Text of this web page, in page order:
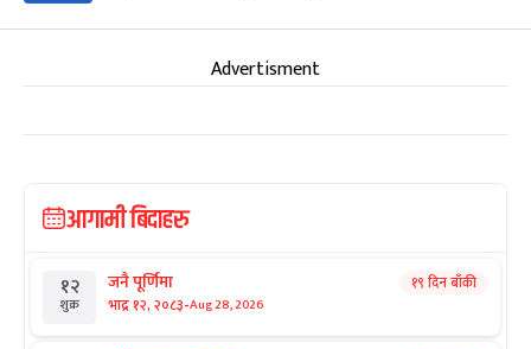
Advertisment
आगामी बिदाहरु
१२
शुक्र
जनै पूर्णिमा
भाद्र १२, २०८३-Aug 28, 2026
१९ दिन बाँकी